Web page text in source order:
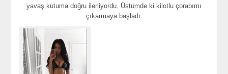
yavaş kutuma doğru ilerliyordu. Üstümde ki kilotlu çorabımı
çıkarmaya başladı.